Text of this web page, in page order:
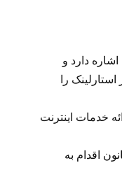
برنامه‌های تلویزیونی اشاره دارد و
را
خدمات اینترنت
اقدام به